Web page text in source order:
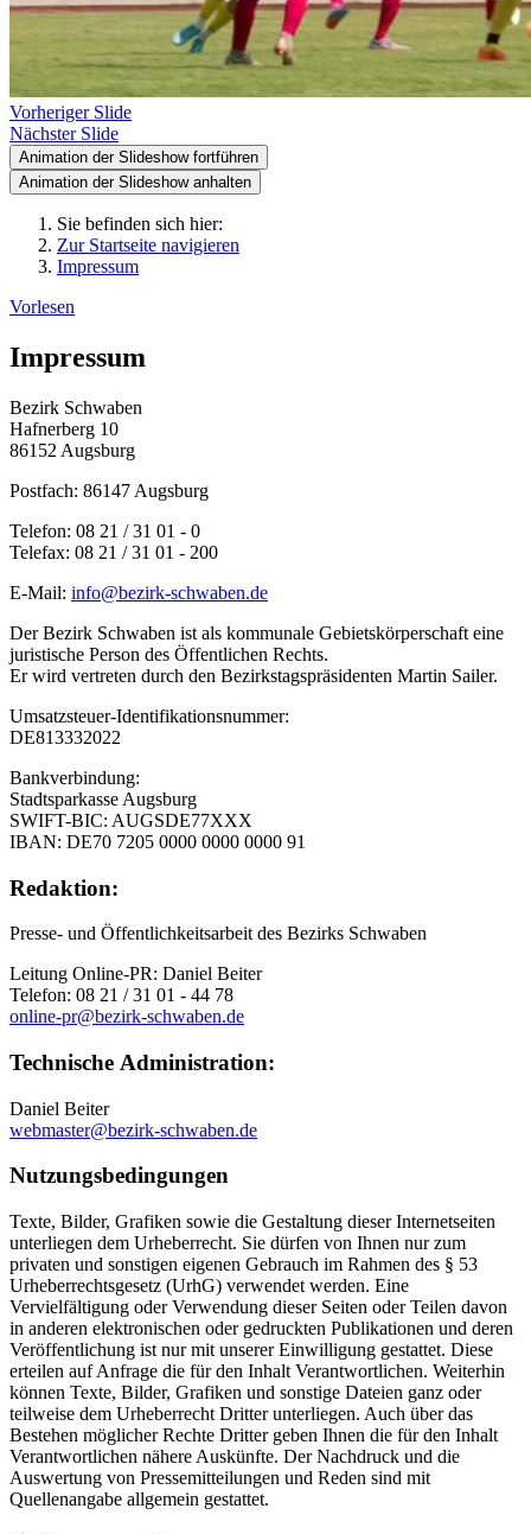
Vorheriger Slide
Nächster Slide
Animation der Slideshow fortführen
Animation der Slideshow anhalten
Sie befinden sich hier:
Zur Startseite navigieren
Impressum
Vorlesen
Impressum
Bezirk Schwaben
Hafnerberg 10
86152 Augsburg
Postfach: 86147 Augsburg
Telefon: 08 21 / 31 01 - 0
Telefax: 08 21 / 31 01 - 200
E-Mail: info@bezirk-schwaben.de
Der Bezirk Schwaben ist als kommunale Gebietskörperschaft eine
juristische Person des Öffentlichen Rechts.
Er wird vertreten durch den Bezirkstagspräsidenten Martin Sailer.
Umsatzsteuer-Identifikationsnummer:
DE813332022
Bankverbindung:
Stadtsparkasse Augsburg
SWIFT-BIC: AUGSDE77XXX
IBAN: DE70 7205 0000 0000 0000 91
Redaktion:
Presse- und Öffentlichkeitsarbeit des Bezirks Schwaben
Leitung Online-PR: Daniel Beiter
Telefon: 08 21 / 31 01 - 44 78
online-pr@bezirk-schwaben.de
Technische Administration:
Daniel Beiter
webmaster@bezirk-schwaben.de
Nutzungsbedingungen
Texte, Bilder, Grafiken sowie die Gestaltung dieser Internetseiten
unterliegen dem Urheberrecht. Sie dürfen von Ihnen nur zum
privaten und sonstigen eigenen Gebrauch im Rahmen des § 53
Urheberrechtsgesetz (UrhG) verwendet werden. Eine
Vervielfältigung oder Verwendung dieser Seiten oder Teilen davon
in anderen elektronischen oder gedruckten Publikationen und deren
Veröffentlichung ist nur mit unserer Einwilligung gestattet. Diese
erteilen auf Anfrage die für den Inhalt Verantwortlichen. Weiterhin
können Texte, Bilder, Grafiken und sonstige Dateien ganz oder
teilweise dem Urheberrecht Dritter unterliegen. Auch über das
Bestehen möglicher Rechte Dritter geben Ihnen die für den Inhalt
Verantwortlichen nähere Auskünfte. Der Nachdruck und die
Auswertung von Pressemitteilungen und Reden sind mit
Quellenangabe allgemein gestattet.